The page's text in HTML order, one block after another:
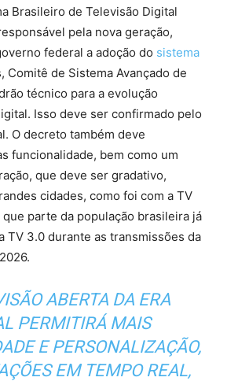
Brasileiro de Televisão Digital
pela nova geração,
federal a adoção do sistema
Comitê de Sistema Avançado de
técnico para a evolução
Isso deve ser confirmado pelo
O decreto também deve
funcionalidade, bem como um
que deve ser gradativo,
cidades, como foi com a TV
parte da população brasileira já
TV 3.0 durante as transmissões da
ABERTA DA ERA
PERMITIRÁ MAIS
E PERSONALIZAÇÃO,
EM TEMPO REAL,